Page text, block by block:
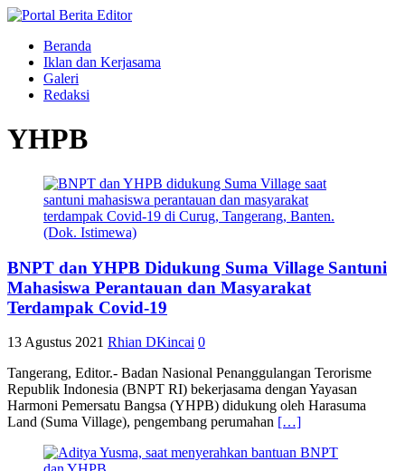
Beranda
Iklan dan Kerjasama
Galeri
Redaksi
YHPB
BNPT dan YHPB Didukung Suma Village Santuni
Mahasiswa Perantauan dan Masyarakat
Terdampak Covid-19
13 Agustus 2021 Rhian DKincai 0
Tangerang, Editor.- Badan Nasional Penanggulangan Terorisme
Republik Indonesia (BNPT RI) bekerjasama dengan Yayasan
Harmoni Pemersatu Bangsa (YHPB) didukung oleh Harasuma
Land (Suma Village), pengembang perumahan […]